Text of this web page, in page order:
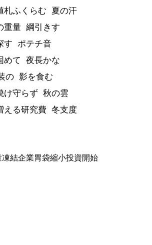
札ふくらむ 夏の汗
重量 綱引きす
す ポテチ音
めて 夜長かな
の 影を食む
け守らず 秋の雲
える研究費 冬支度
結企業胃袋縮小投資開始